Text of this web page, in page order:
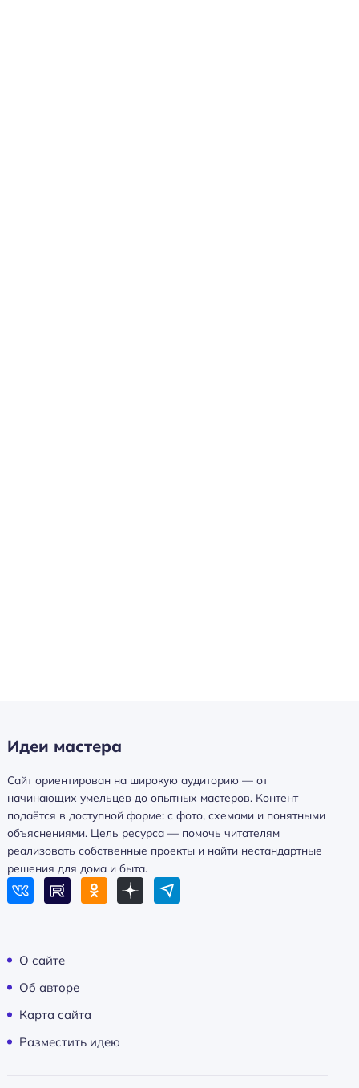
Идеи мастера
Сайт ориентирован на широкую аудиторию — от
начинающих умельцев до опытных мастеров. Контент
подаётся в доступной форме: с фото, схемами и понятными
объяснениями. Цель ресурса — помочь читателям
реализовать собственные проекты и найти нестандартные
решения для дома и быта.
О сайте
Об авторе
Карта сайта
Разместить идею